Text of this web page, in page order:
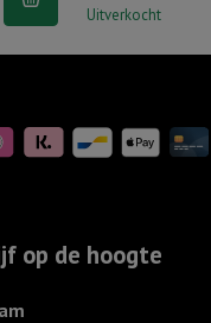
Uitverkocht
op de hoogte